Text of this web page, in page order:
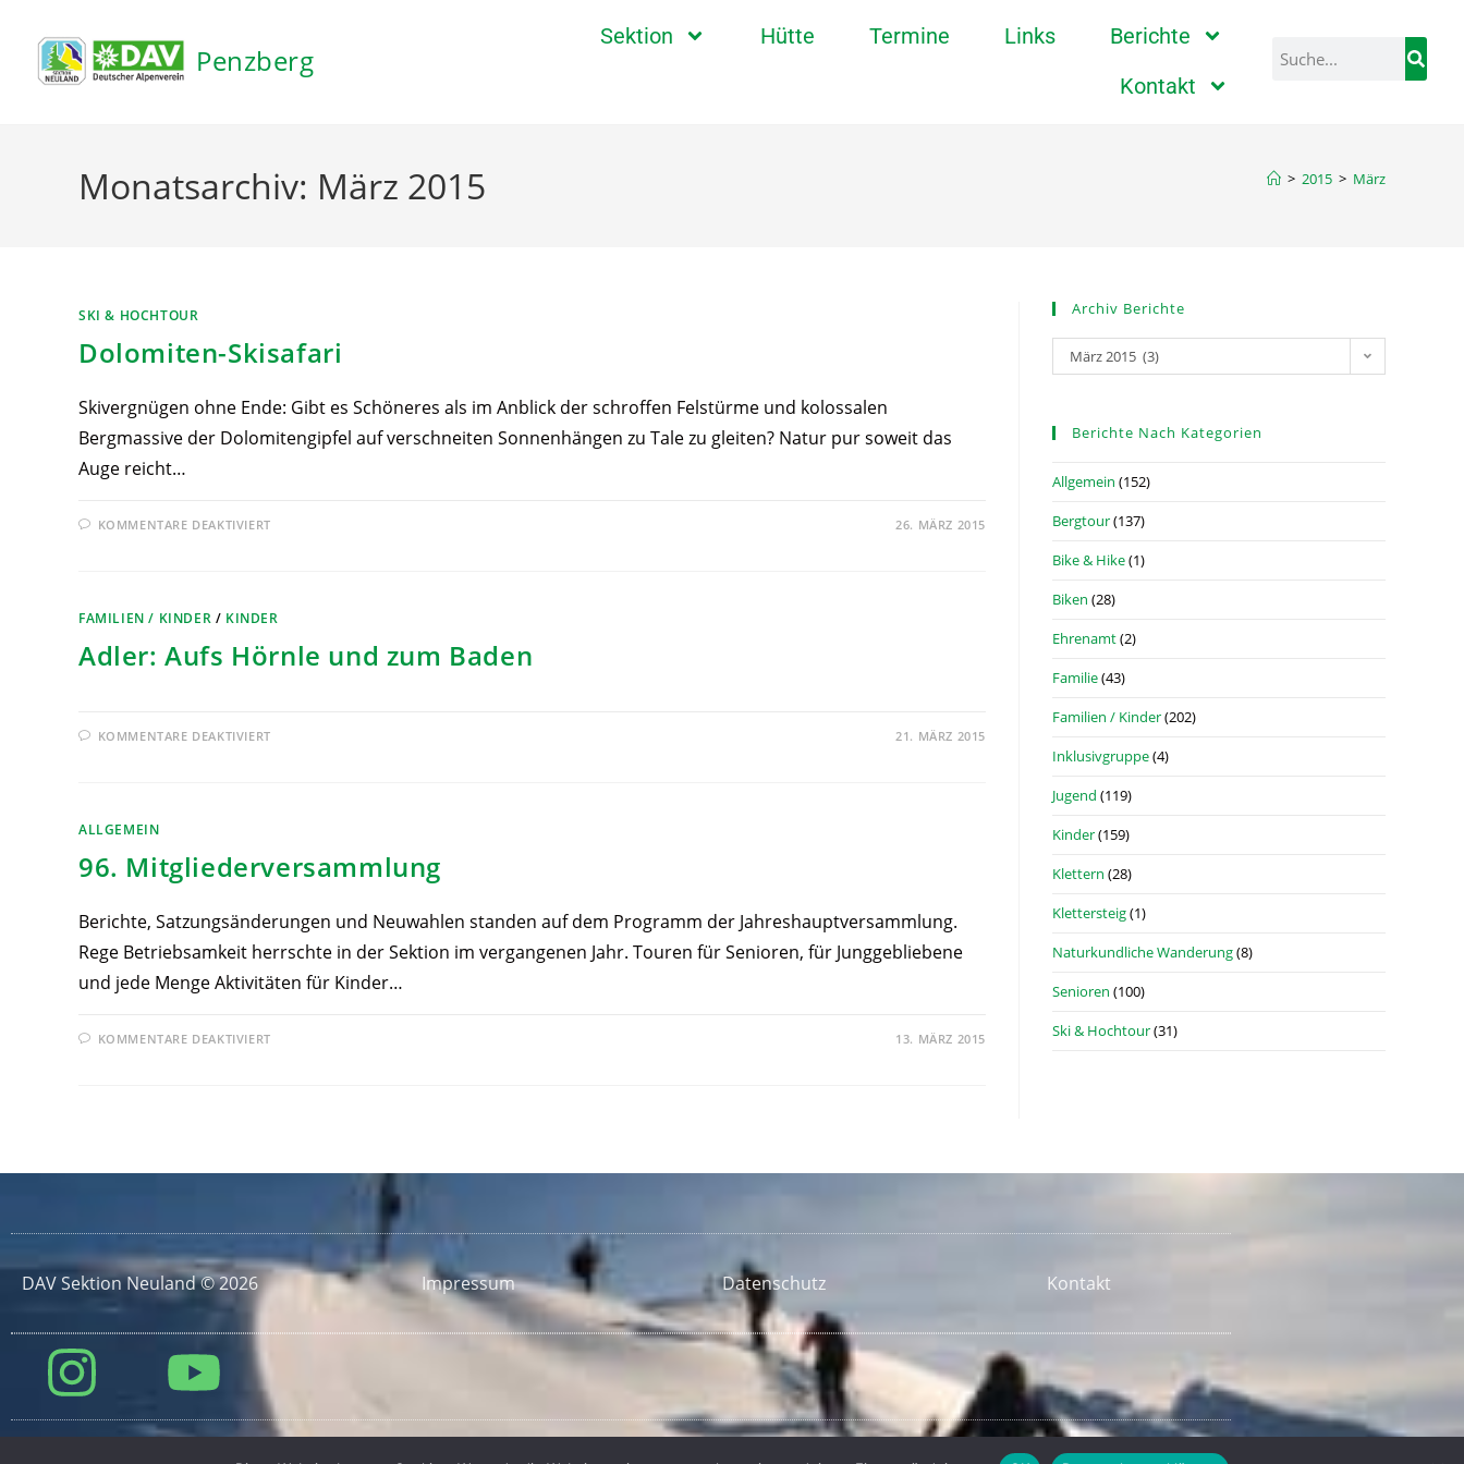
Penzberg
Sektion Hütte Termine Links
Berichte
Kontakt
Monatsarchiv: März 2015 > 2015 > März
SKI & HOCHTOUR
Dolomiten-Skisafari
Skivergnügen ohne Ende: Gibt es Schöneres als im Anblick der schroffen Felstürme und kolossalen
Bergmassive der Dolomitengipfel auf verschneiten Sonnenhängen zu Tale zu gleiten? Natur pur soweit das
Auge reicht…
KOMMENTARE DEAKTIVIERT 26. MÄRZ 2015
FAMILIEN / KINDER / KINDER
Adler: Aufs Hörnle und zum Baden
KOMMENTARE DEAKTIVIERT 21. MÄRZ 2015
ALLGEMEIN
96. Mitgliederversammlung
Berichte, Satzungsänderungen und Neuwahlen standen auf dem Programm der Jahreshauptversammlung.
Rege Betriebsamkeit herrschte in der Sektion im vergangenen Jahr. Touren für Senioren, für Junggebliebene
und jede Menge Aktivitäten für Kinder…
KOMMENTARE DEAKTIVIERT 13. MÄRZ 2015
Archiv Berichte
März 2015 (3)
Berichte Nach Kategorien
Allgemein (152)
Bergtour(137)
Bike & Hike(1)
Biken (28)
Ehrenamt(2)
Familie(43)
Familien / Kinder(202)
Inklusivgruppe(4)
Jugend (119)
Kinder(159)
Klettern (28)
Klettersteig(1)
Naturkundliche Wanderung(8)
Senioren (100)
Ski & Hochtour(31)
DAV Sektion Neuland © 2026 Impressum Datenschutz Kontakt